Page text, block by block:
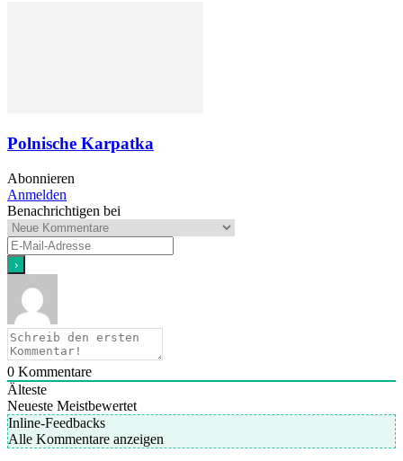
Polnische Karpatka
Abonnieren
Anmelden
Benachrichtigen bei
0 Kommentare
Älteste
Neueste Meistbewertet
Inline-Feedbacks
Alle Kommentare anzeigen